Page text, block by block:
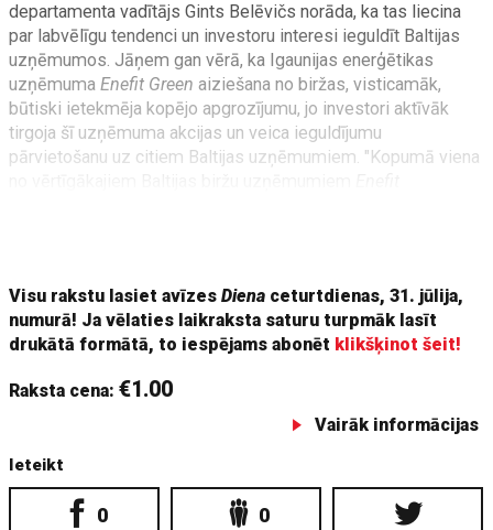
departamenta vadītājs Gints Belēvičs norāda, ka tas liecina
par labvēlīgu tendenci un investoru interesi ieguldīt Baltijas
uzņēmumos. Jāņem gan vērā, ka Igaunijas enerģētikas
uzņēmumaEnefit Green aiziešana no biržas, visticamāk,
būtiski ietekmēja kopējo apgrozījumu, jo investori aktīvāk
tirgoja šī uzņēmuma akcijas un veica ieguldījumu
pārvietošanu uz citiem Baltijas uzņēmumiem. "Kopumā viena
Visu rakstu lasiet avīzesDiena ceturtdienas, 31. jūlija,
numurā! Ja vēlaties laikraksta saturu turpmāk lasīt
drukātā formātā, to iespējams abonēt klikšķinot šeit!
Raksta cena:€1.00
Vairāk informācijas
Ieteikt
0 0